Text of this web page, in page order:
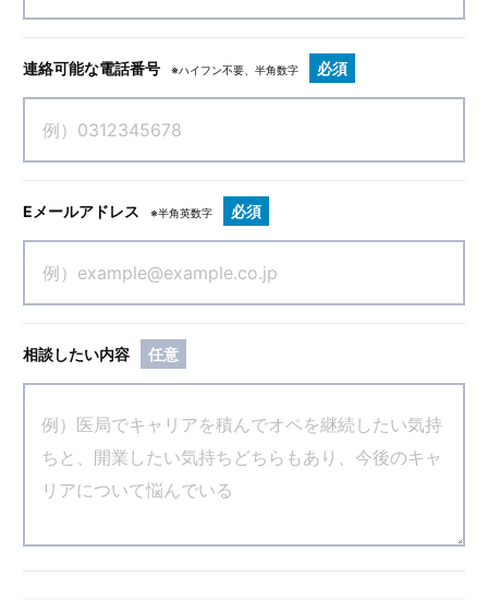
連絡可能な電話番号 ※ハイフン不要、半角数字 必須
Eメールアドレス ※半角英数字 必須
相談したい内容 任意